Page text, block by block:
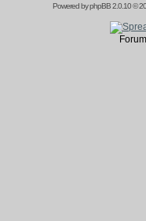
Powered byphpBB2.0.10 ©